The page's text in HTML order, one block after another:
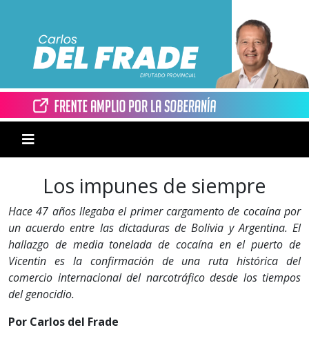
Los impunes de siempre
Hace 47 años llegaba el primer cargamento de cocaína por
un acuerdo entre las dictaduras de Bolivia y Argentina. El
hallazgo de media tonelada de cocaína en el puerto de
Vicentin es la confirmación de una ruta histórica del
comercio internacional del narcotráfico desde los tiempos
del genocidio.
Por Carlos del Frade